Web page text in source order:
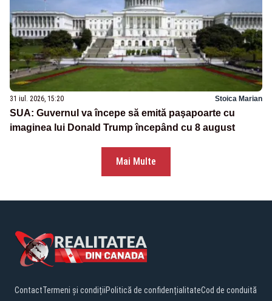
31 iul. 2026, 15:20 Stoica Marian
SUA: Guvernul va începe să emită paşapoarte cu
imaginea lui Donald Trump începând cu 8 august
Mai Multe
ContactTermeni și condițiiPolitică de confidențialitateCod de conduită